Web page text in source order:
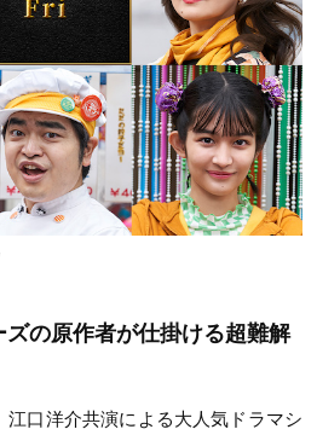
ズの原作者が仕掛ける超難解
江口洋介共演による大人気ドラマシ